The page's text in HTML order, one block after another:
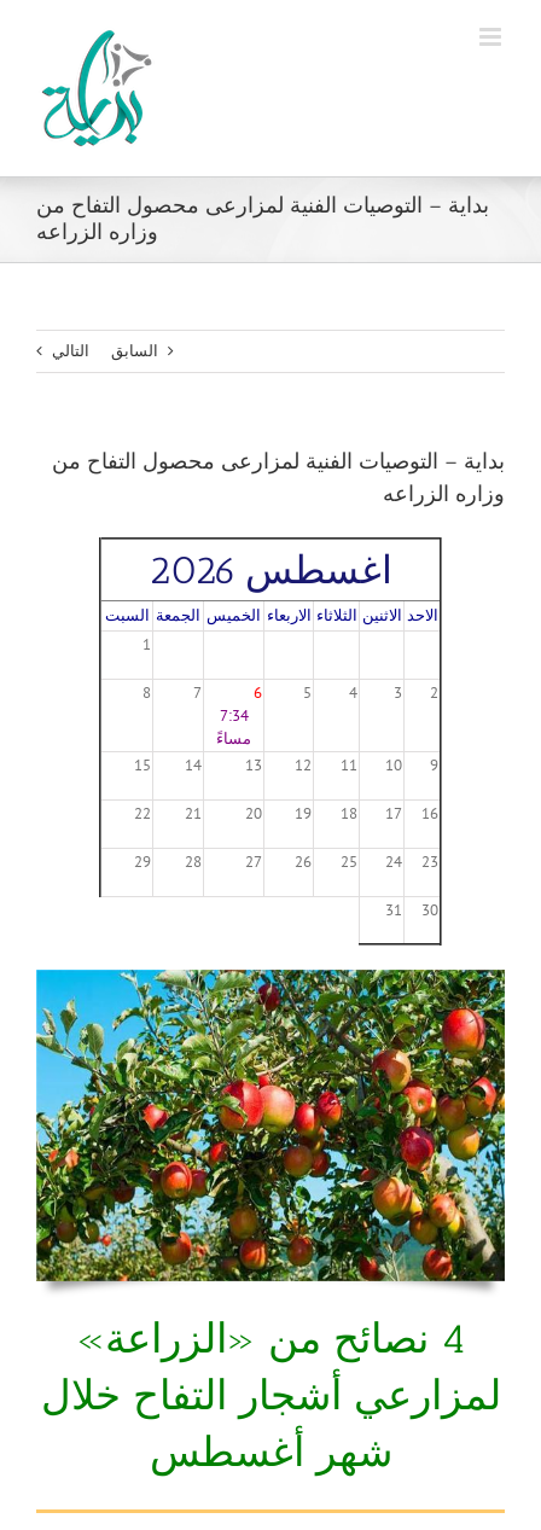
بداية – التوصيات الفنية لمزارعى محصول التفاح من
وزاره الزراعه
السابق التالي
بداية – التوصيات الفنية لمزارعى محصول التفاح من
وزاره الزراعه
اغسطس 2026
الاحد الاثنين الثلاثاء الاربعاء الخميس الجمعة السبت
1
2
3
4
5
6
7:34
مساءً
7
8
9
10
11
12
13
14
15
16
17
18
19
20
21
22
23
24
25
26
27
28
29
30
31
4 نصائح من «الزراعة»
لمزارعي أشجار التفاح خلال
شهر أغسطس